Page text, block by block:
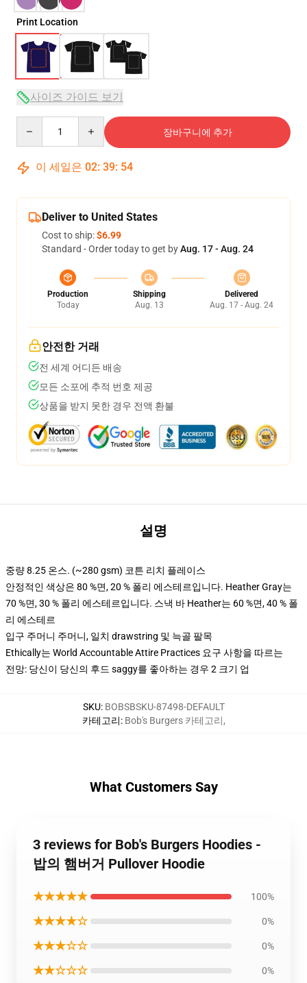
Print Location
사이즈 가이드 보기
장바구니에 추가
이 세일은 02: 39: 54
Deliver to United States
Cost to ship:$6.99
Standard - Order today to get byAug. 17 - Aug. 24
Production
Today
Shipping
Aug. 13
Delivered
Aug. 17 - Aug. 24
안전한 거래
전 세계 어디든 배송
모든 소포에 추적 번호 제공
상품을 받지 못한 경우 전액 환불
설명
중량 8.25 온스. (~280 gsm) 코튼 리치 플레이스
안정적인 색상은 80 %면, 20 % 폴리 에스테르입니다. Heather Gray는
70 %면, 30 % 폴리 에스테르입니다. 스낵 바 Heather는 60 %면, 40 % 폴
리 에스테르
입구 주머니 주머니, 일치 drawstring 및 늑골 팔목
Ethically는 World Accountable Attire Practices 요구 사항을 따르는
전망: 당신이 당신의 후드 saggy를 좋아하는 경우 2 크기 업
SKU: BOBSBSKU-87498-DEFAULT
카테고리: Bob's Burgers 카테고리,
What Customers Say
3 reviews for Bob's Burgers Hoodies -
밥의 햄버거 Pullover Hoodie
★★★★★ 100%
★★★★☆ 0%
★★★☆☆ 0%
★★☆☆☆ 0%